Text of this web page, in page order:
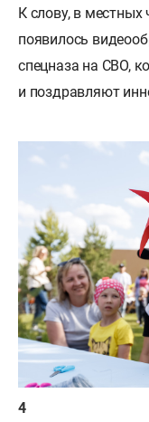
К слову, в местных
появилось
спецназа на СВО,
и поздравляют